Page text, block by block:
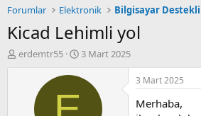
Forumlar
Elektronik Bilgisayar Destekli
Kicad Lehimli yol
K
erdemtr55
B
ş
3 Mart 2025
3 Mart 2025
Merhaba,